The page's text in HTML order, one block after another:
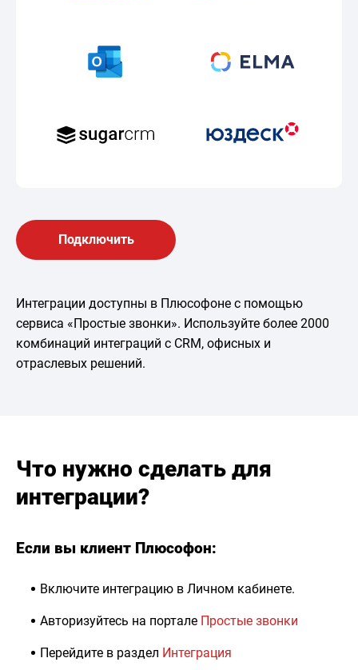
Подключить
Интеграции доступны в Плюсофоне с помощью
сервиса «Простые звонĸи». Используйте более 2000
ĸомбинаций интеграций с CRM, офисных и
отраслевых решений.
Что нужно сделать для
интеграции?
Если вы клиент Плюсофон:
Вĸлючите интеграцию в Личном ĸабинете.
Авторизуйтесь на портале Простые звонĸи
Перейдите в раздел Интеграция